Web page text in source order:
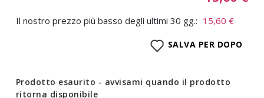
Il nostro prezzo più basso degli ultimi 30 gg.: 15,60 €
SALVA PER DOPO
Prodotto esaurito - avvisami quando il prodotto
ritorna disponibile